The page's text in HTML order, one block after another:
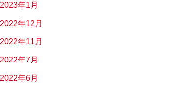
2023年1月
2022年12月
2022年11月
2022年7月
2022年6月